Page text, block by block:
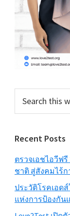
this
Recent Posts
ตรวจเอชไอวีฟรี
ชาติ สู่สังคมไร้ก
ประวัติโรคเอด
แห่งการป้องกัน